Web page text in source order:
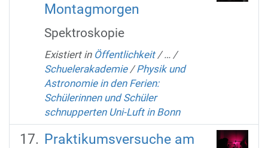
Montagmorgen
Spektroskopie
Existiert in Öffentlichkeit /… /
Schuelerakademie /Physik und
Astronomie in den Ferien:
Schülerinnen und Schüler
schnupperten Uni-Luft in Bonn
Praktikumsversuche am